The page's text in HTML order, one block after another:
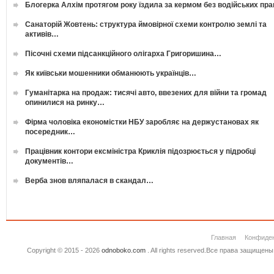
Блогерка Алхім протягом року їздила за кермом без водійських
Санаторій Жовтень: структура ймовірної схеми контролю землі та
активів…
Пісочні схеми підсанкційного олігарха Григоришина…
Як київськи мошенники обманюють українців…
Гуманітарка на продаж: тисячі авто, ввезених для війни та громад
опинилися на ринку…
Фірма чоловіка економістки НБУ заробляє на держустановах як
посередник…
Працівник контори ексміністра Криклія підозрюється у підробці
документів…
Верба знов вляпалася в скандал…
Главная
Copyright © 2015 - 2026 odnoboko.com. All rights reserved.Все права защищены.